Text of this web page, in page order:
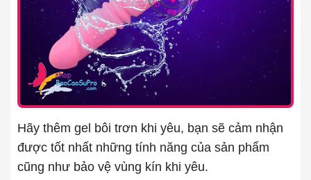
Hãy thêm gel bôi trơn khi yêu, bạn sẽ cảm nhận
được tốt nhất những tính năng của sản phẩm
cũng như bảo vệ vùng kín khi yêu.